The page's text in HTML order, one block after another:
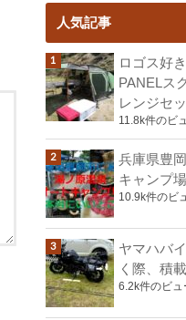
人気記事
ロゴス好
PANELス
レンジセ
11.8k件のビ
兵庫県豊
キャンプ
10.9k件のビ
ヤマハバ
く際、積
6.2k件のビュ